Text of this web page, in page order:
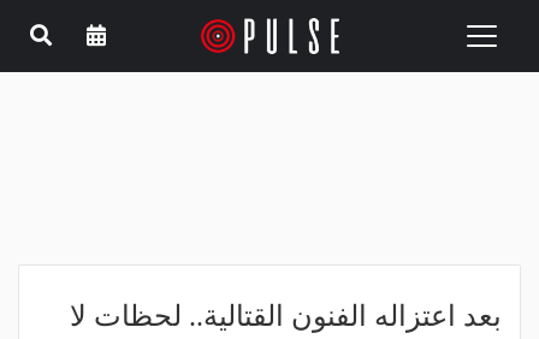
Toggle
بعد اعتزاله الفنون القتالية.. لحظات لا